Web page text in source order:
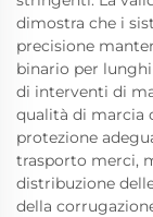
dimostra che i
precisione
binario per
di interventi di
qualità di marcia
protezione
trasporto merci,
distribuzione
della